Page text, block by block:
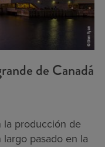
de Canadá
la producción de
pasado en la